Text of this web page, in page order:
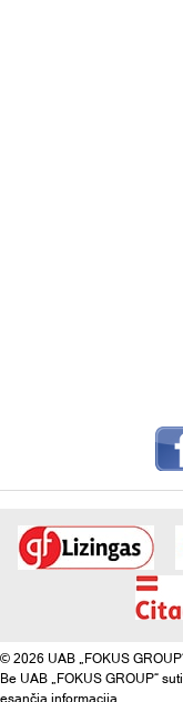
© 2026 UAB „FOKUS
Be UAB „FOKUS GROUP“
esančią informaciją